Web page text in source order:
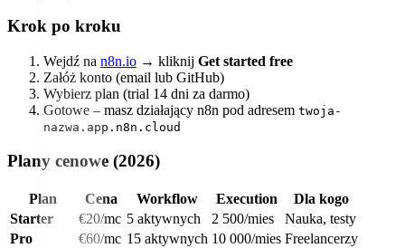
Krok po kroku
Wejdź na n8n.io → kliknij Get started free
Załóż konto (email lub GitHub)
Wybierz plan (trial 14 dni za darmo)
Gotowe – masz działający n8n pod adresem twoja-
nazwa.app.n8n.cloud
Plany cenowe (2026)
Plan Cena Workflow Execution
Dla kogo
Starter
€20/mc 5 aktywnych 2 500/mies
Nauka, testy
Pro
€60/mc 15 aktywnych 10 000/mies Freelancerzy